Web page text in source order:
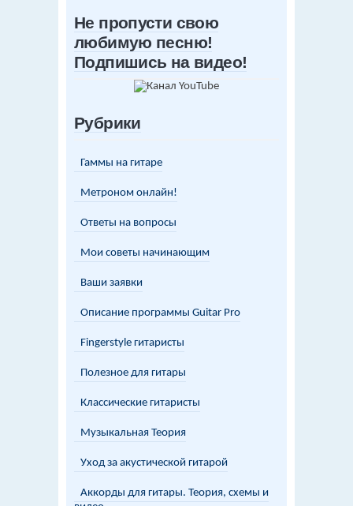
Не пропусти свою
любимую песню!
Подпишись на видео!
Рубрики
Гаммы на гитаре
Метроном онлайн!
Ответы на вопросы
Мои советы начинающим
Ваши заявки
Описание программы Guitar Pro
Fingerstyle гитаристы
Полезное для гитары
Классические гитаристы
Музыкальная Теория
Уход за акустической гитарой
Аккорды для гитары. Теория, схемы и